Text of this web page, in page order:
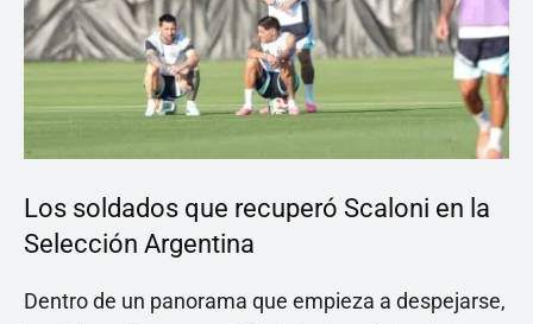
Los soldados que recuperó Scaloni en la
Selección Argentina
Dentro de un panorama que empieza a despejarse,